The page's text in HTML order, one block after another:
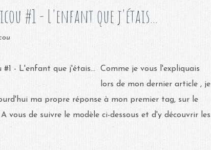
#1 - L'enfant que j'étais...
Comme je vous l'expliquais
lors de mon dernier article , je
ma propre réponse à mon premier tag, sur le
vous de suivre le modèle ci-dessous et d'y découvrir les